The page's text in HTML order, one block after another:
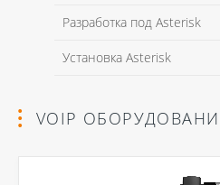
Разработка под Asterisk
Установка Asterisk
VOIP